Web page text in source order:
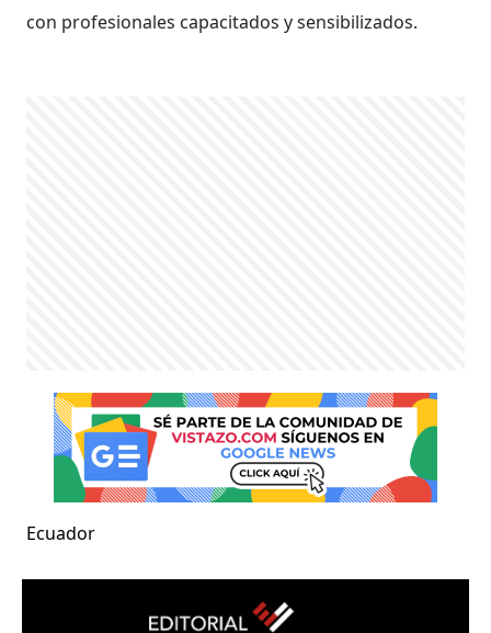
con profesionales capacitados y sensibilizados.
Ecuador